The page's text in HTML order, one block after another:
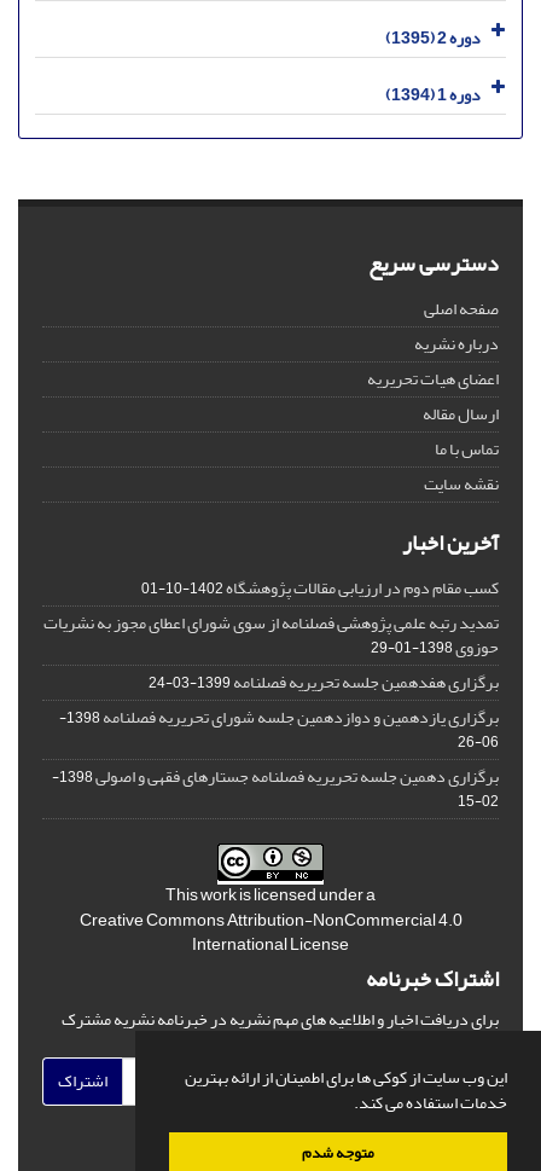
این وب سایت از کوکی ها برای اطمینان از ارائه بهترین
خدمات استفاده می کند.
متوجه شدم
دوره 2 (1395)
دوره 1 (1394)
دسترسی سریع
صفحه اصلی
درباره نشریه
اعضای هیات تحریریه
ارسال مقاله
تماس با ما
نقشه سایت
آخرین اخبار
کسب مقام دوم در ارزیابی مقالات پژوهشگاه1402-10-01
تمدید رتبه علمی پژوهشی فصلنامه از سوی شورای اعطای مجوز به نشریات
حوزوی1398-01-29
برگزاری هفدهمین جلسه تحریریه فصلنامه1399-03-24
برگزاری یازدهمین و دوازدهمین جلسه شورای تحریریه فصلنامه
1398-
06-26
برگزاری دهمین جلسه تحریریه فصلنامه جستارهای فقهی و اصولی
1398-
02-15
This work is licensed under a
Creative Commons Attribution-NonCommercial 4.0
International License
اشتراک خبرنامه
برای دریافت اخبار و اطلاعیه های مهم نشریه در خبرنامه نشریه مشترک
اشتراک